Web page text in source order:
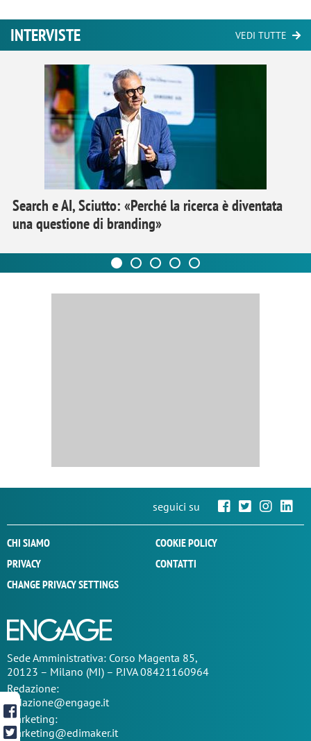
INTERVISTE VEDI TUTTE
Search e AI, Sciutto: «Perché la ricerca è diventata
una questione di branding»
seguici su
CHI SIAMO
COOKIE POLICY
PRIVACY
CONTATTI
CHANGE PRIVACY SETTINGS
SedeAmministrativa: Corso Magenta 85,
20123 – Milano (MI) – P.IVA 08421160964
Redazione:
redazione@engage.it
Marketing:
marketing@edimaker.it